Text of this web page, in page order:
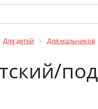
Для детей Для мальчиков